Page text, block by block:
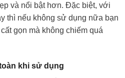
và nổi bật hơn. Đặc biệt, với
thì nếu không sử dụng nữa bạn
gọn mà không chiếm quá
khi sử dụng